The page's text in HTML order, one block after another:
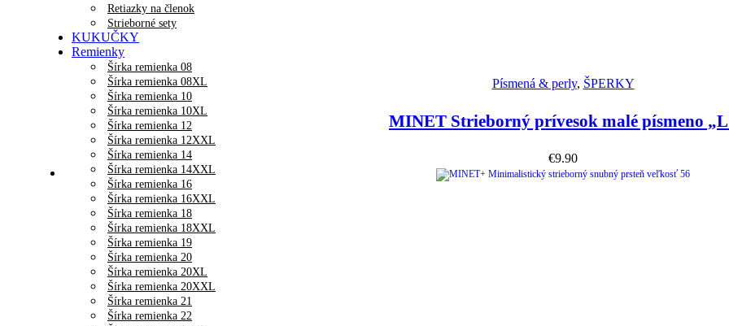
Retiazky na členok
Strieborné sety
KUKUČKY
Remienky
Šírka remienka 08
Šírka remienka 08XL
Šírka remienka 10
Šírka remienka 10XL
Šírka remienka 12
Šírka remienka 12XXL
Šírka remienka 14
Šírka remienka 14XXL
Šírka remienka 16
Šírka remienka 16XXL
Šírka remienka 18
Šírka remienka 18XXL
Šírka remienka 19
Šírka remienka 20
Šírka remienka 20XL
Šírka remienka 20XXL
Šírka remienka 21
Šírka remienka 22
Písmená & perly, ŠPERKY
MINET Strieborný prívesok malé písmeno
€9.90